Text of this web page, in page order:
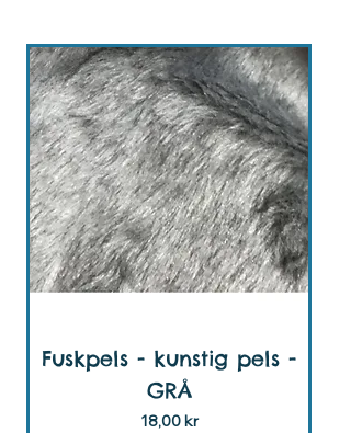
Fuskpels - kunstig pels -
GRÅ
Pris
18,00 kr